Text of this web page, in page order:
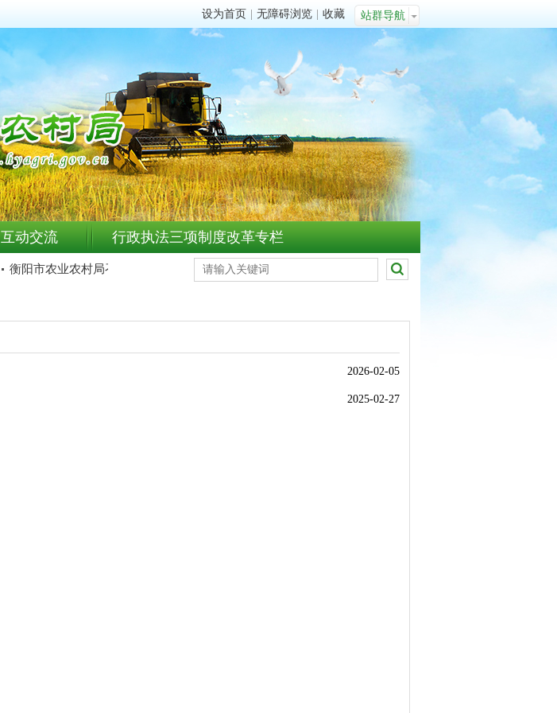
设为首页 无障碍浏览 收藏 站群导航
互动交流 行政执法三项制度改革专栏
衡阳市农业农村局召开退役军人“八一”建军节慰问座谈会 衡阳市农业农村局召开全局青年干部座谈会
2026-02-05
2025-02-27